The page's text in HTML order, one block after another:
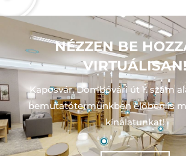
NÉZZEN BE
VIRTUÁLISAN!
Kaposvár, Dombóvári út 1. szám
bemutatótermünkben előben is
kínálatunkat!